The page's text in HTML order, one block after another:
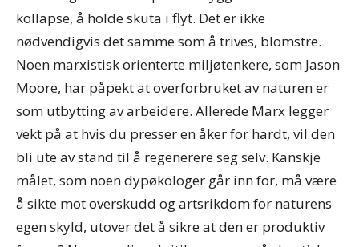
kollapse, å holde skuta i flyt. Det er ikke
nødvendigvis det samme som å trives, blomstre.
Noen marxistisk orienterte miljøtenkere, som Jason
Moore, har påpekt at overforbruket av naturen er
som utbytting av arbeidere. Allerede Marx legger
vekt på at hvis du presser en åker for hardt, vil den
bli ute av stand til å regenerere seg selv. Kanskje
målet, som noen dypøkologer går inn for, må være
å sikte mot overskudd og artsrikdom for naturens
egen skyld, utover det å sikre at den er produktiv